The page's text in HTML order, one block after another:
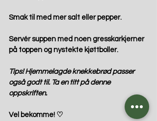
Smak til med mer salt eller pepper.
Servér suppen med noen gresskarkjerner
på toppen og nystekte kjøttboller.
Tips! Hjemmelagde knekkebrød passer
også godt til. Ta en titt på denne
oppskriften.
Vel bekomme! ♡